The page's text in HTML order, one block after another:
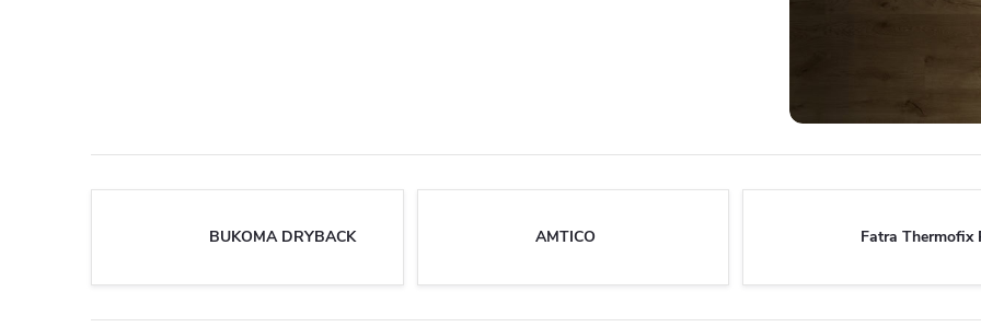
MŮŽE
SE
BUKOMA DRYBACK AMTICO Fatra Thermofix